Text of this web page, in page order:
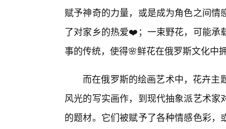
赋予神奇的力量，或是成为角色之间
了对家乡的热爱❤️；一束野花，可能承
事的传统，使得🌸鲜花在俄罗斯文化中
而在俄罗斯的绘画艺术中，花卉
风光的写实画作，到现代抽象派艺术
的题材。它们被赋予了各种情感色彩